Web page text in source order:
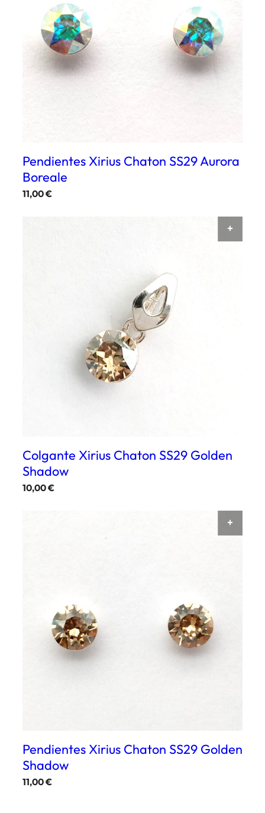
Pendientes Xirius Chaton SS29 Aurora
Boreale
11,00€
Colgante Xirius Chaton SS29 Golden
Shadow
10,00€
Pendientes Xirius Chaton SS29 Golden
Shadow
11,00€